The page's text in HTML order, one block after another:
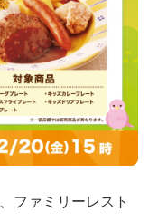
ファミリーレスト